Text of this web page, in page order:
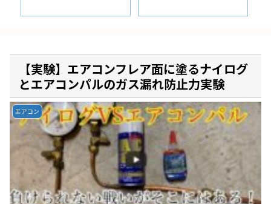
【実験】エアコンフレア面に塗るナイログ
とエアコンパルのガス漏れ防止力実験
エアコン